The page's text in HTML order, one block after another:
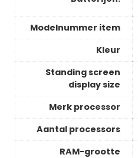
Modelnummer item
Kleur
Standing screen
display size
Merk processor
Aantal processors
RAM-grootte